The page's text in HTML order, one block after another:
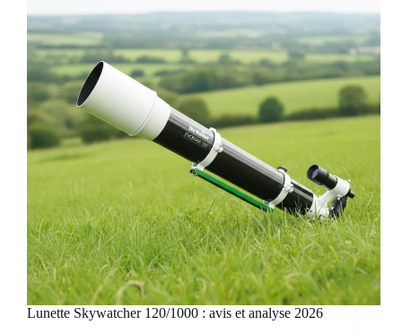
Lunette Skywatcher 120/1000 : avis et analyse 2026